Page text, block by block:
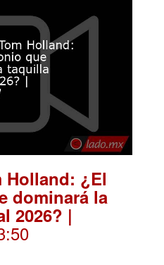
Holland: ¿El
dominará la
2026? |